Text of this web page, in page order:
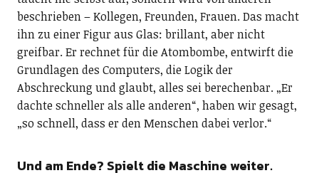
beschrieben – Kollegen, Freunden, Frauen. Das macht
ihn zu einer Figur aus Glas: brillant, aber nicht
greifbar. Er rechnet für die Atombombe, entwirft die
Grundlagen des Computers, die Logik der
Abschreckung und glaubt, alles sei berechenbar. „Er
dachte schneller als alle anderen“, haben wir gesagt,
„so schnell, dass er den Menschen dabei verlor.“
Und am Ende? Spielt die Maschine weiter.